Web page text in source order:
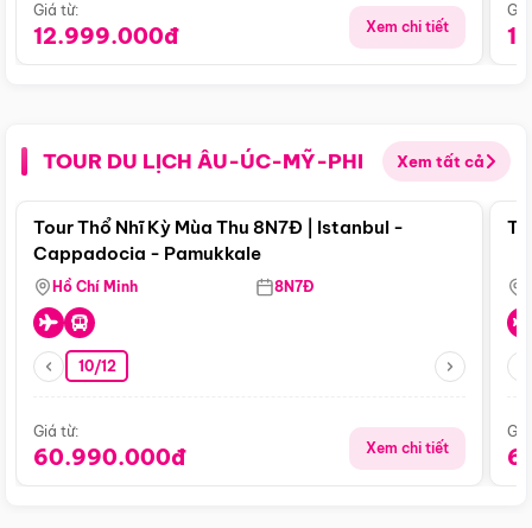
Giá từ:
12.999.000đ Xem chi tiết
TOUR DU LỊCH ÂU-ÚC-MỸ-PHI Xem tất cả
Điểm nổi bật
Tour Thổ Nhĩ Kỳ Mùa Thu 8N7Đ | Istanbul -
Cappadocia - Pamukkale
Hồ Chí Minh 8N7Đ
10/12
Giá từ:
60.990.000đ Xem chi tiết